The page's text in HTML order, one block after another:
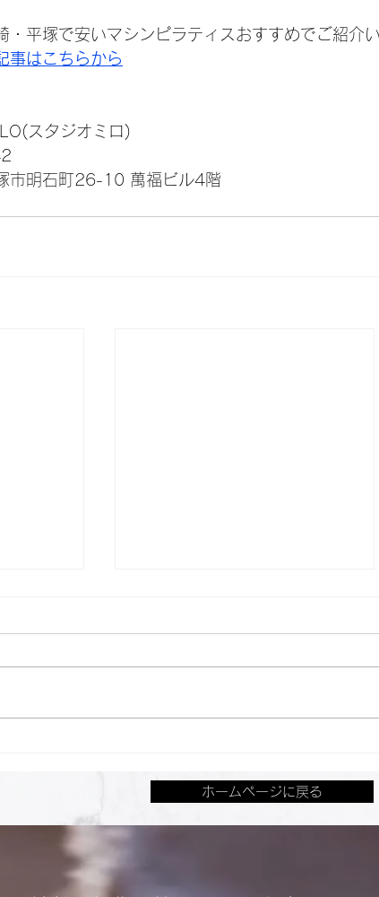
・平塚で安いマシンピラティスおすすめでご紹介
事はこちらから
スタジオミロ)
市明石町26-10 萬福ビル4階
た！
容・体型改善のサービス＆メ
ホームページに戻る